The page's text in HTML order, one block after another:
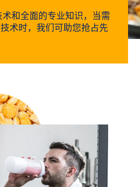
术和全面的专业知识，当需
术时，我们可助您抢占先